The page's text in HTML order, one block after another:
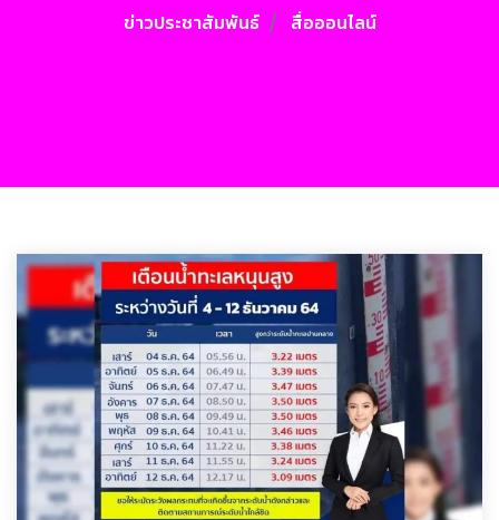
ข่าวประชาสัมพันธ์ สื่อออนไลน์